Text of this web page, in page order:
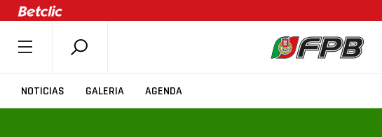
NOTICIAS GALERIA AGENDA
SOBRE A FPB
DOCUMENTOS